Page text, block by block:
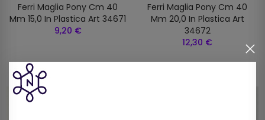
Ferri Maglia Pony Cm 40
Mm 15,0 In Plastica Art 34671
9,20 €
Ferri Maglia Pony Cm 40
Mm 20,0 In Plastica Art
34672
12,30 €